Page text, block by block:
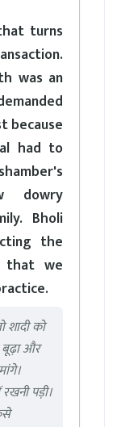
turns
was an
because
had to
dowry
Bholi
the
that we
शादी को
बूढ़ा और
पड़ी।